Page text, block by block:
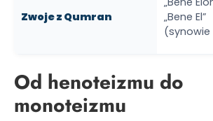
Zwoje z Qumran
„Bene El”
(synowie
Od henoteizmu do
monoteizmu